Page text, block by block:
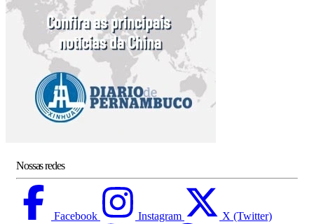
Nossas redes
Facebook Instagram X (Twitter)